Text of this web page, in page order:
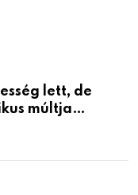
lett, de
múltja